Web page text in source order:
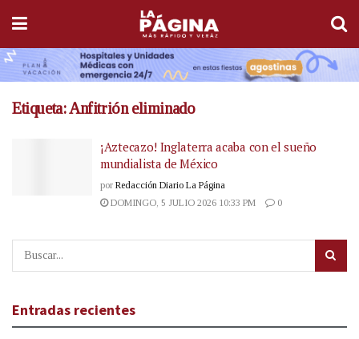
Etiqueta:Anfitrión eliminado
¡Aztecazo! Inglaterra acaba con el sueño
mundialista de México
por Redacción Diario La Página
DOMINGO, 5 JULIO 2026 10:33 PM
0
Entradas recientes